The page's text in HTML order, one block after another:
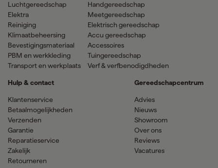
Luchtgereedschap
Elektra
Reiniging
Klimaatbeheersing
Bevestigingsmateriaal
PBM en werkkleding
Transport en werkplaats
Handgereedschap
Meetgereedschap
Elektrisch gereedschap
Accu gereedschap
Accessoires
Tuingereedschap
Verf & verfbenodigdheden
Hulp & contact
Klantenservice
Betaalmogelijkheden
Verzenden
Garantie
Reparatieservice
Zakelijk
Retourneren
Gereedschapcentrum
Advies
Nieuws
Showroom
Over ons
Reviews
Vacatures